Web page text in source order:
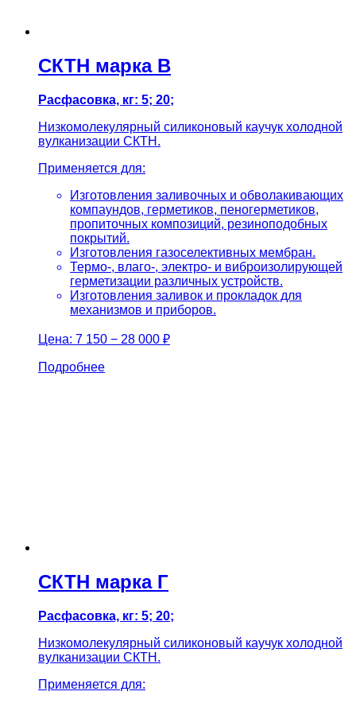
СКТН марка В
Расфасовка, кг: 5; 20;
Низкомолекулярный силиконовый каучук холодной
вулканизации СКТН.
Применяется для:
Изготовления заливочных и обволакивающих
компаундов, герметиков, пеногерметиков,
пропиточных композиций, резиноподобных
покрытий.
Изготовления газоселективных мембран.
Термо-, влаго-, электро- и виброизолирующей
герметизации различных устройств.
Изготовления заливок и прокладок для
механизмов и приборов.
Цена: 7 150 − 28 000 ₽
Подробнее
СКТН марка Г
Расфасовка, кг: 5; 20;
Низкомолекулярный силиконовый каучук холодной
вулканизации СКТН.
Применяется для: